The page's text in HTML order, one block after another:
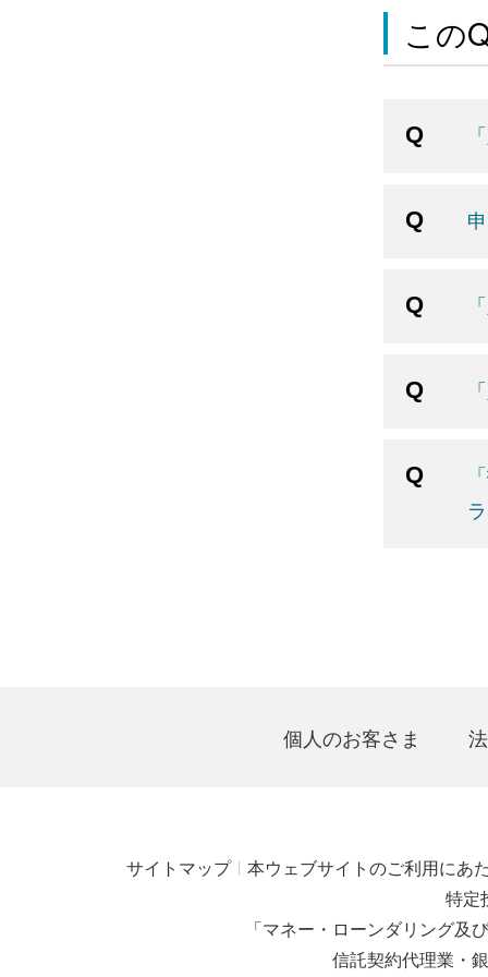
この
個人のお客さま
サイトマップ 本ウェブサイトのご利用にあ
特定
「マネー・ローンダリング及
信託契約代理業・